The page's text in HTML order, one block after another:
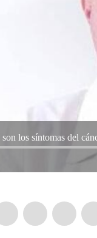
son los síntomas del